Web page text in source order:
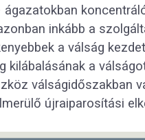
inkább a
a válság
kilábalásának a
válságidőszakban
újraiparosítási